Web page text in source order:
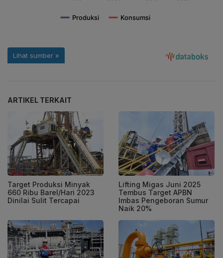
ARTIKEL TERKAIT
Target Produksi Minyak
660 Ribu Barel/Hari 2023
Dinilai Sulit Tercapai
Lifting Migas Juni 2025
Tembus Target APBN
Imbas Pengeboran Sumur
Naik 20%